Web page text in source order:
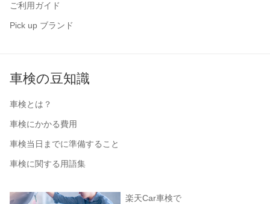
ご利用ガイド
Pick up ブランド
車検の豆知識
車検とは？
車検にかかる費用
車検当日までに準備すること
車検に関する用語集
楽天Car車検で